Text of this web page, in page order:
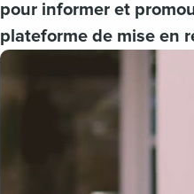
pour informer et
plateforme de mise en